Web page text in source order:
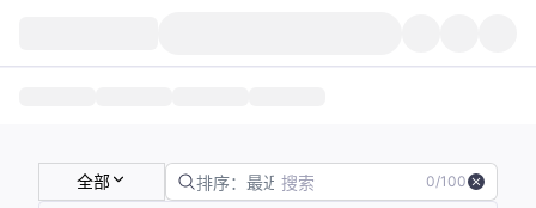
全部 排序：最近创建 0/100